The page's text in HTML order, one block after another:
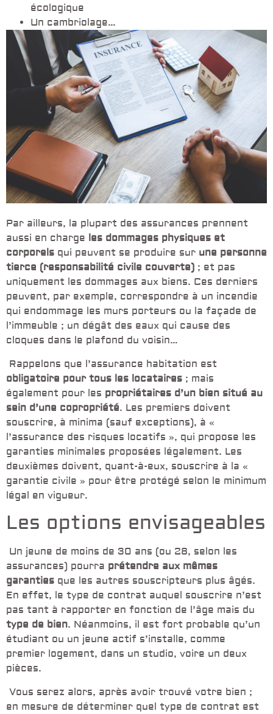
écologique
Un cambriolage…
Par ailleurs, la plupart des assurances prennent
aussi en charge les dommages physiques et
corporels qui peuvent se produire sur une personne
tierce (responsabilité civile couverte) ; et pas
uniquement les dommages aux biens. Ces derniers
peuvent, par exemple, correspondre à un incendie
qui endommage les murs porteurs ou la façade de
l’immeuble ; un dégât des eaux qui cause des
cloques dans le plafond du voisin…
Rappelons que l’assurance habitation est
obligatoire pour tous les locataires ; mais
également pour les propriétaires d’un bien situé au
sein d’une copropriété. Les premiers doivent
souscrire, à minima (sauf exceptions), à «
l’assurance des risques locatifs », qui propose les
garanties minimales proposées légalement. Les
deuxièmes doivent, quant-à-eux, souscrire à la «
garantie civile » pour être protégé selon le minimum
légal en vigueur.
Les options envisageables
Un jeune de moins de 30 ans (ou 28, selon les
assurances) pourra prétendre aux mêmes
garanties que les autres souscripteurs plus âgés.
En effet, le type de contrat auquel souscrire n’est
pas tant à rapporter en fonction de l’âge mais du
type de bien. Néanmoins, il est fort probable qu’un
étudiant ou un jeune actif s’installe, comme
premier logement, dans un studio, voire un deux
pièces.
Vous serez alors, après avoir trouvé votre bien ;
en mesure de déterminer quel type de contrat est